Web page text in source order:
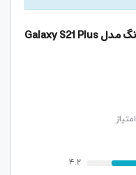
نظر خریداران گوشی موبایل سامسونگ مدل Galaxy S21 Plus